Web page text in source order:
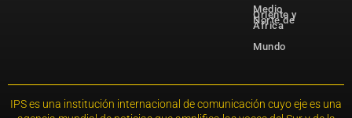
Medio
Oriente y
Norte de
África
Mundo
IPS es una institución internacional de comunicación cuyo eje es una